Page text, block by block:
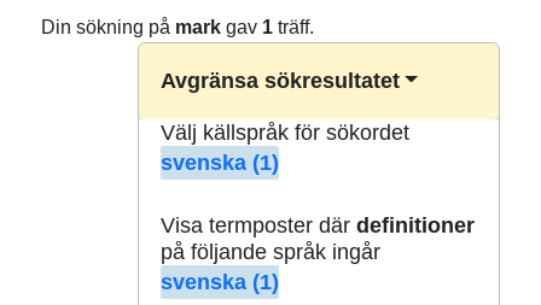
Din sökning på markgav 1träff.
Avgränsa sökresultatet
Välj källspråk för sökordet
svenska (1)
Visa termposter där definitioner
på följande språk ingår
svenska (1)